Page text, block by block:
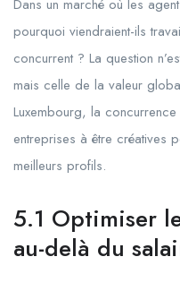
Dans un marché où les
pourquoi viendraient-ils
concurrent ? La question
mais celle de la valeur
Luxembourg, la
entreprises à être créatives
meilleurs profils.
5.1 Optimiser
au-delà du